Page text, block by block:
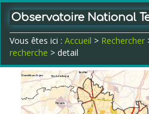
Observatoire National
Vous êtes ici : Accueil > Rechercher
recherche > detail